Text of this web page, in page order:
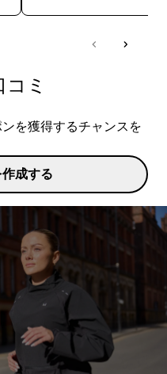
ミ
を獲得するチャンスを
作成する